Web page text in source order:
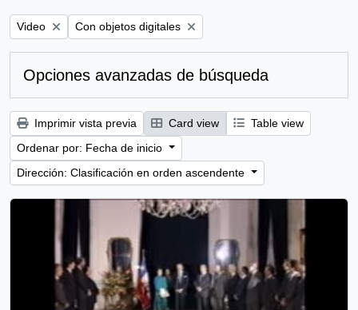
Remove filter:
Video Remove filter:
Con objetos digitales
Opciones avanzadas de búsqueda
Imprimir vista previa Card view
Table view
Ordenar por: Fecha de inicio
Dirección: Clasificación en orden ascendente